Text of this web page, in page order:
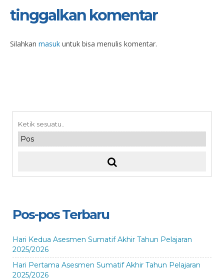
tinggalkan komentar
Silahkan masuk untuk bisa menulis komentar.
Pos-pos Terbaru
Hari Kedua Asesmen Sumatif Akhir Tahun Pelajaran
2025/2026
Hari Pertama Asesmen Sumatif Akhir Tahun Pelajaran
2025/2026